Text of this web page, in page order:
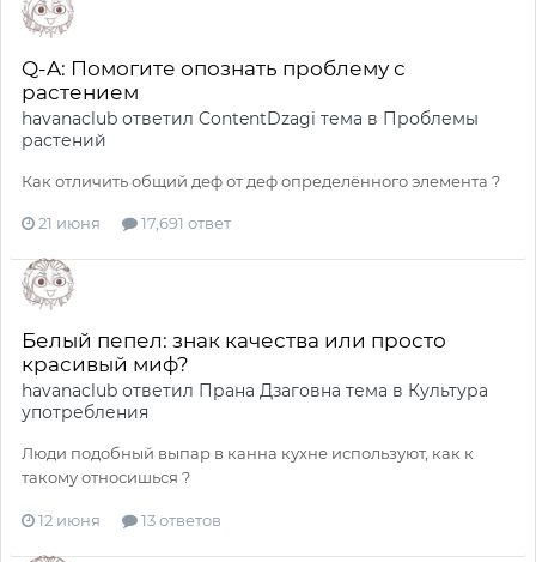
Q-A: Помогите опознать проблему с
растением
havanaclub ответил ContentDzagi тема в Проблемы
растений
Как отличить общий деф от деф определённого элемента ?
21 июня 17,691 ответ
Белый пепел: знак качества или просто
красивый миф?
havanaclub ответил Прана Дзаговна тема в Культура
употребления
Люди подобный выпар в канна кухне используют, как к
такому относишься ?
12 июня 13 ответов